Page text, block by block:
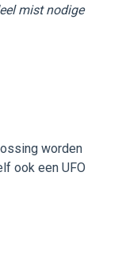
mist nodige
worden
ook een UFO